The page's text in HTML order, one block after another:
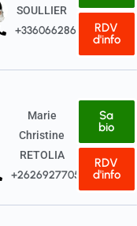
SOULLIER
+33606628649
RDV
d'info
Marie
Christine
RETOLIA
+262692770567
Sa
bio
RDV
d'info